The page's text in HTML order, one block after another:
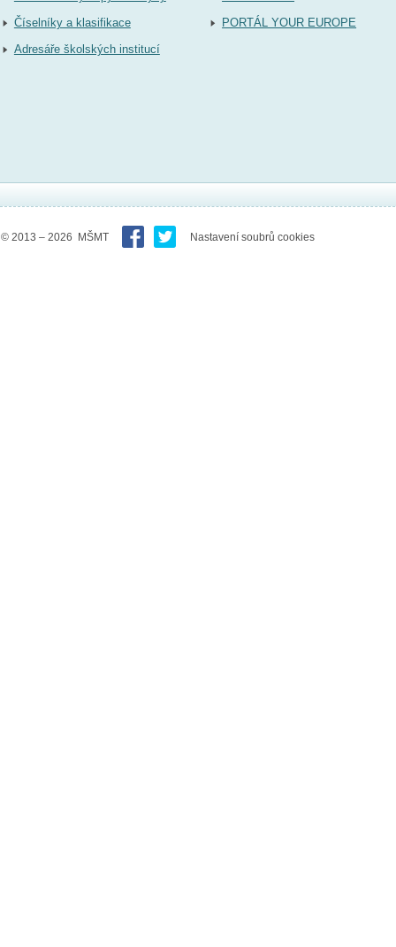
Číselníky a klasifikace
Adresáře školských institucí
PORTÁL YOUR EUROPE
© 2013 – 2026 MŠMT Nastavení soubrů cookies